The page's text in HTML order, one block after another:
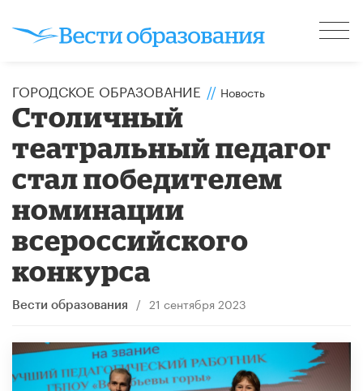
ГОРОДСКОЕ ОБРАЗОВАНИЕ // Новость
Столичный
театральный педагог
стал победителем
номинации
всероссийского
конкурса
Вести образования / 21 сентября 2023